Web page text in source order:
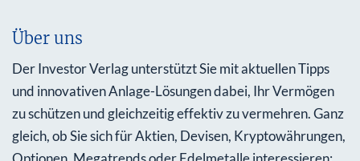
Über uns
Der Investor Verlag unterstützt Sie mit aktuellen Tipps
und innovativen Anlage-Lösungen dabei, Ihr Vermögen
zu schützen und gleichzeitig effektiv zu vermehren. Ganz
gleich, ob Sie sich für Aktien, Devisen, Kryptowährungen,